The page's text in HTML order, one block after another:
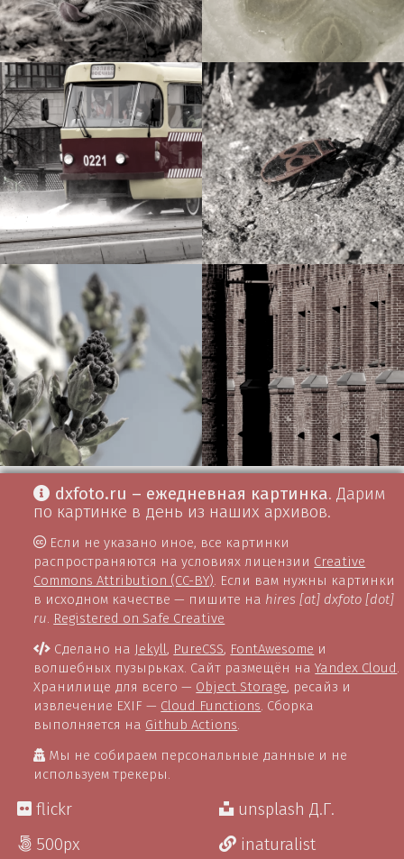
dxfoto.ru – ежедневная картинка. Дарим
по картинке в день из наших архивов.
Если не указано иное, все картинки
распространяются на условиях лицензии Creative
Commons Attribution (CC-BY). Если вам нужны картинки
в исходном качестве — пишите на hires [at] dxfoto [dot]
ru. Registered on Safe Creative
Сделано на Jekyll, PureCSS, FontAwesome и
волшебных пузырьках. Сайт размещён наYandex Cloud.
Хранилище для всего — Object Storage, ресайз и
извлечение EXIF — Cloud Functions. Сборка
выполняется на Github Actions.
Мы не собираем персональные данные и не
используем трекеры.
flickr
500px
unsplash Д.Г.
inaturalist